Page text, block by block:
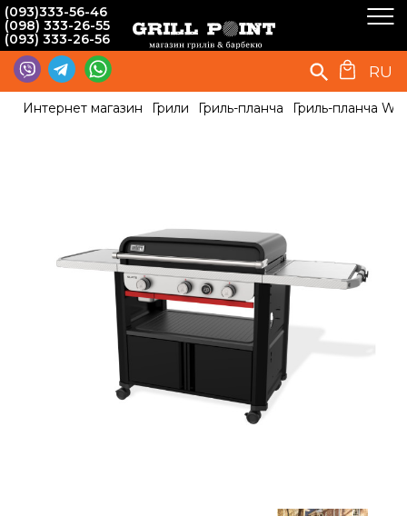
(093)333-56-46
(098) 333-26-55
(093) 333-26-56
RU
Интернет магазин Грили Гриль-планча Гриль-планча